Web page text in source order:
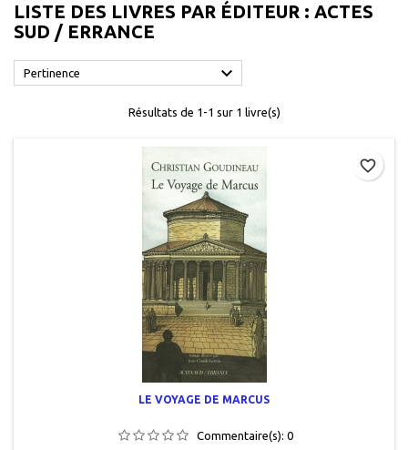
LISTE DES LIVRES PAR ÉDITEUR : ACTES
SUD / ERRANCE
Pertinence 
Résultats de 1-1 sur 1 livre(s)
LE VOYAGE DE MARCUS
Commentaire(s): 0
favorite_border